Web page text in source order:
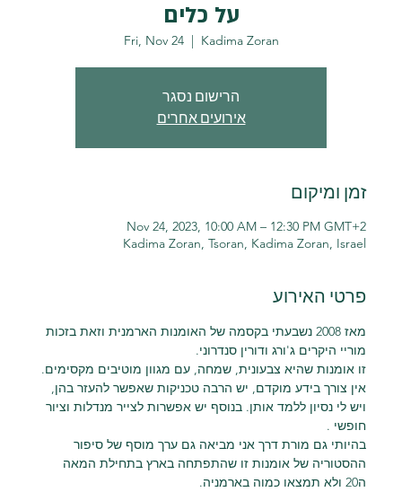
על כלים
Fri, Nov 24
  |
Kadima Zoran
הרישום נסגר
אירועים אחרים
זמן ומיקום
Nov 24, 2023, 10:00 AM – 12:30 PM GMT+2
Kadima Zoran, Tsoran, Kadima Zoran, Israel
פרטי האירוע
מאז 2008 נשבעתי בקסמה של האומנות הארמנית וזאת בזכות
מוריי היקרים ג'ורג ודורין סנדרוני.
זו אומנות שהיא צבעונית, שמחה, עם מגוון מוטיבים מקסימים.
אין צורך בידע מוקדם, יש הרבה טכניקות שאפשר להעזר בהן,
ויש לי נסיון ללמד אותן. בנוסף יש אפשרות לצייר מנדלות וציור
חופשי .
בהיותי גם מורת דרך אני מביאה גם ערך מוסף של סיפור
ההסטוריה של אומנות זו שהתפתחה בארץ בתחילת המאה
ה20 ולא תמצאו כמוה בארמניה.